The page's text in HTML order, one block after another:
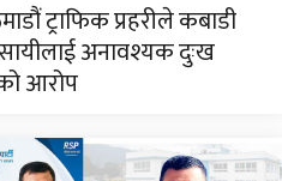
ट्राफिक प्रहरीले कबाडी
अनावश्यक दुःख
आरोप